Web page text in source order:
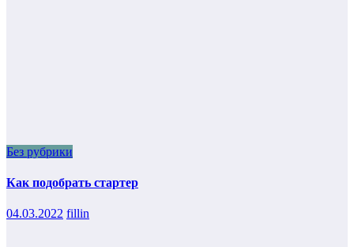
Без рубрики
Как подобрать стартер
04.03.2022 fillin